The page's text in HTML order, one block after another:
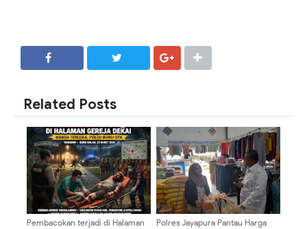
Related Posts
Pembacokan terjadi di Halaman
Polres Jayapura Pantau Harga